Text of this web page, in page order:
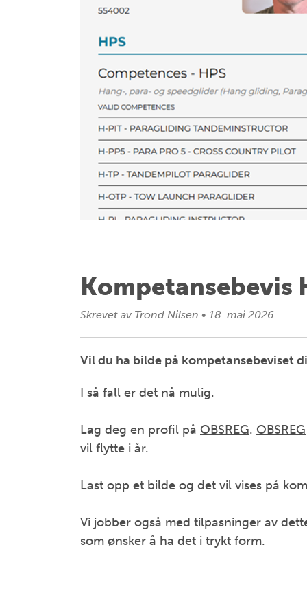
Kompetansebevis
Skrevet av Trond Nilsen • 18. mai 2026
Vil du ha bilde på kompetansebeviset
I så fall er det nå mulig.
Lag deg en profil på OBSREG. OBSREG
vil flytte i år.
Last opp et bilde og det vil vises på
Vi jobber også med tilpasninger av
som ønsker å ha det i trykt form.